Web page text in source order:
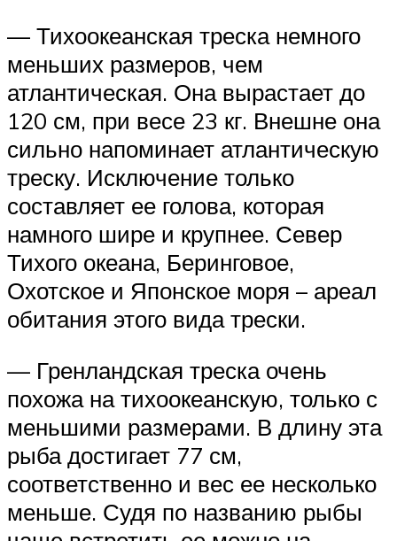
— Тихоокеанская треска немного
меньших размеров, чем
атлантическая. Она вырастает до
120 см, при весе 23 кг. Внешне она
сильно напоминает атлантическую
треску. Исключение только
составляет ее голова, которая
намного шире и крупнее. Север
Тихого океана, Беринговое,
Охотское и Японское моря – ареал
обитания этого вида трески.
— Гренландская треска очень
похожа на тихоокеанскую, только с
меньшими размерами. В длину эта
рыба достигает 77 см,
соответственно и вес ее несколько
меньше. Судя по названию рыбы